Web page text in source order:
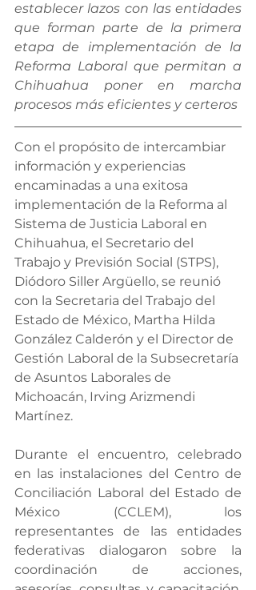
establecer lazos con las entidades
que forman parte de la primera
etapa de implementación de la
Reforma Laboral que permitan a
Chihuahua poner en marcha
procesos más eficientes y certeros
Con el propósito de intercambiar
información y experiencias
encaminadas a una exitosa
implementación de la Reforma al
Sistema de Justicia Laboral en
Chihuahua, el Secretario del
Trabajo y Previsión Social (STPS),
Diódoro Siller Argüello, se reunió
con la Secretaria del Trabajo del
Estado de México, Martha Hilda
González Calderón y el Director de
Gestión Laboral de la Subsecretaría
de Asuntos Laborales de
Michoacán, Irving Arizmendi
Martínez.
Durante el encuentro, celebrado
en las instalaciones del Centro de
Conciliación Laboral del Estado de
México (CCLEM), los
representantes de las entidades
federativas dialogaron sobre la
coordinación de acciones,